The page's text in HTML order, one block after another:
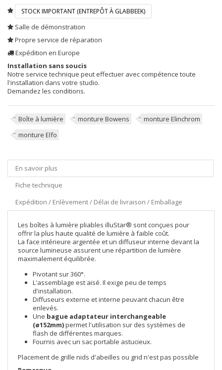
STOCK IMPORTANT (ENTREPÔT À GLABBEEK)
Salle de démonstration
Propre service de réparation
Expédition en Europe
Installation sans soucis
Notre service technique peut effectuer avec compétence toute
l'installation dans votre studio.
Demandez les conditions.
Boîte à lumière monture Bowens
monture Elinchrom
monture Elfo
En savoir plus
Fiche technique
Expédition / Enlèvement / Délai de livraison / Emballage
Les boîtes à lumière pliables illuStar® sont conçues pour
offrir la plus haute qualité de lumière à faible coût.
La face intérieure argentée et un diffuseur interne devant la
source lumineuse assurent une répartition de lumière
maximalement équilibrée.
Pivotant sur 360°.
L'assemblage est aisé. Il exige peu de temps
d'installation.
Diffuseurs externe et interne peuvant chacun être
enlevés.
Une bague adaptateur interchangeable
(ø152mm)permet l'utilisation sur des systèmes de
flash de différentes marques.
Fournis avec un sac portable astucieux.
Placement de grille nids d'abeilles ou grid n'est pas possible